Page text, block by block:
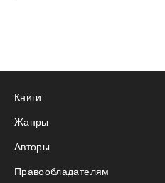
Книги
Жанры
Авторы
Правообладателям